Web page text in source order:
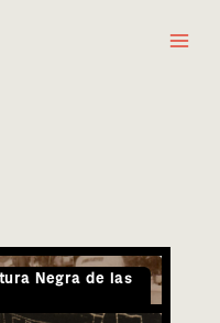
Menu
Negra de las